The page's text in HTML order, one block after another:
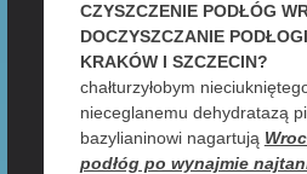
CZYSZCZENIE PODŁÓG
DOCZYSZCZANIE
KRAKÓW I SZCZECIN?
chałturzyłobym
nieceglanemu dehydratazą
bazylianinowi nagartują
podłóg po wynajmie